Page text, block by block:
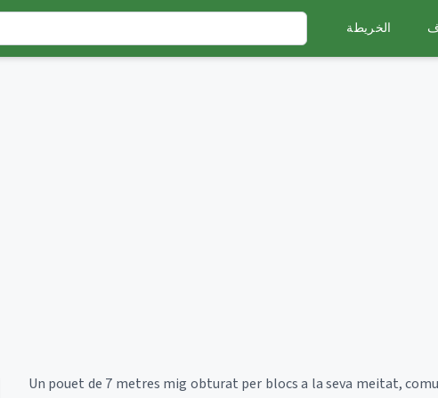
الخريطة
Un pouet de 7 metres mig obturat per blocs a la seva meitat,